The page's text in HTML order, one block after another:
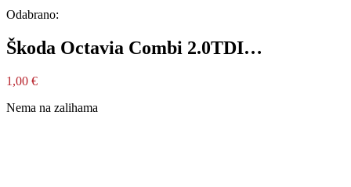
Odabrano:
Škoda Octavia Combi 2.0TDI…
1,00 €
Nema na zalihama